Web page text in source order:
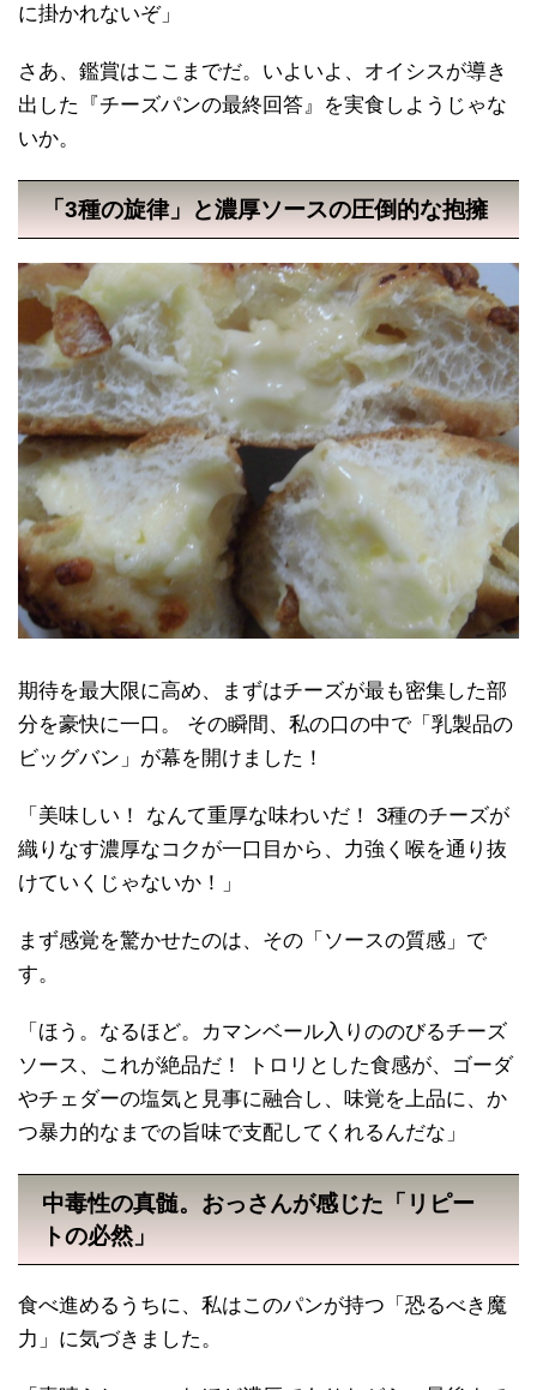
に掛かれないぞ」
さあ、鑑賞はここまでだ。いよいよ、オイシスが導き
出した『チーズパンの最終回答』を実食しようじゃな
いか。
「3種の旋律」と濃厚ソースの圧倒的な抱擁
期待を最大限に高め、まずはチーズが最も密集した部
分を豪快に一口。 その瞬間、私の口の中で「乳製品の
ビッグバン」が幕を開けました！
「美味しい！ なんて重厚な味わいだ！ 3種のチーズが
織りなす濃厚なコクが一口目から、力強く喉を通り抜
けていくじゃないか！」
まず感覚を驚かせたのは、その「ソースの質感」で
す。
「ほう。なるほど。カマンベール入りののびるチーズ
ソース、これが絶品だ！ トロリとした食感が、ゴーダ
やチェダーの塩気と見事に融合し、味覚を上品に、か
つ暴力的なまでの旨味で支配してくれるんだな」
中毒性の真髄。おっさんが感じた「リピー
トの必然」
食べ進めるうちに、私はこのパンが持つ「恐るべき魔
力」に気づきました。